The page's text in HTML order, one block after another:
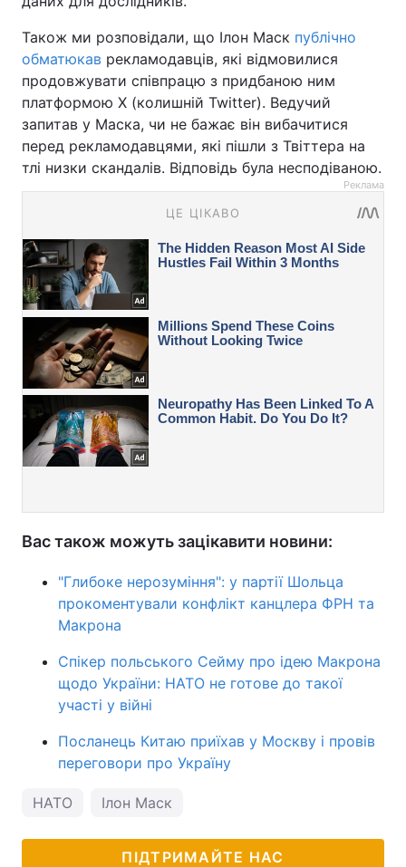
Також ми розповідали, що Ілон Маск публічно
обматюкав рекламодавців, які відмовилися
продовжувати співпрацю з придбаною ним
платформою Х (колишній Twitter). Ведучий
запитав у Маска, чи не бажає він вибачитися
перед рекламодавцями, які пішли з Твіттера на
тлі низки скандалів. Відповідь була несподіваною.
Реклама
Вас також можуть зацікавити новини:
"Глибоке нерозуміння": у партії Шольца
прокоментували конфлікт канцлера ФРН та
Макрона
Спікер польського Сейму про ідею Макрона
щодо України: НАТО не готове до такої
участі у війні
Посланець Китаю приїхав у Москву і провів
переговори про Україну
НАТО Ілон Маск
ПІДТРИМАЙТЕ НАС